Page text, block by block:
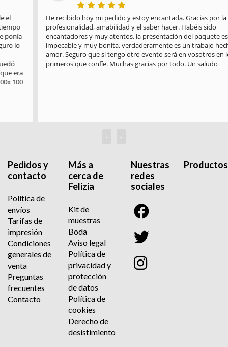
He recibido hoy mi pedido y estoy encantada. Gracias por la
profesionalidad, amabilidad y el saber hacer. Habéis sido
encantadores y muy atentos, la presentación del paquete es
impecable y muy bonita, verdaderamente es un trabajo hecho con
amor. Seguro que si tengo otro evento será en vosotros en los
primeros que confíe. Muchas gracias por todo. Un saludo
‹ ›
Pedidos y
contacto
Política de
envíos
Tarifas de
impresión
Condiciones
generales de
venta
Preguntas
frecuentes
Contacto
Más a
cerca de
Felizia
Kit de
muestras
Boda
Aviso legal
Política de
privacidad y
protección
de datos
Política de
cookies
Derecho de
desistimiento
Nuestras
redes
sociales
Productos